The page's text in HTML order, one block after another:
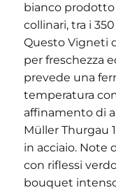
bianco
collinari, tra i
Questo Vigneti
per freschezza
prevede una
temperatura
affinamento di
Müller Thurgau
in acciaio. Note
con riflessi
bouquet